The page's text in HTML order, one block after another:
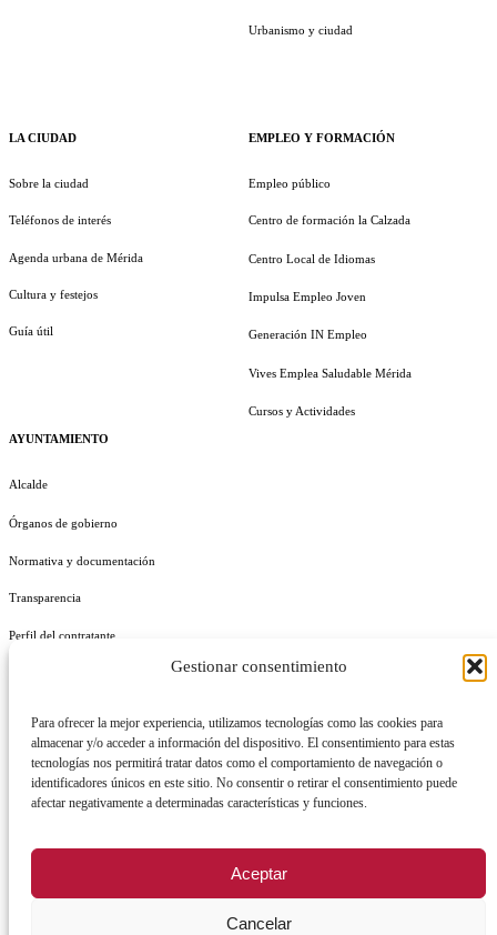
Gestionar consentimiento
Para ofrecer la mejor experiencia, utilizamos tecnologías como las cookies para
almacenar y/o acceder a información del dispositivo. El consentimiento para estas
tecnologías nos permitirá tratar datos como el comportamiento de navegación o
identificadores únicos en este sitio. No consentir o retirar el consentimiento puede
afectar negativamente a determinadas características y funciones.
Aceptar
Cancelar
LA CIUDAD
Sobre la ciudad
Teléfonos de interés
Agenda urbana de Mérida
Cultura y festejos
Guía útil
AYUNTAMIENTO
Alcalde
Órganos de gobierno
Normativa y documentación
Transparencia
Perfil del contratante
Urbanismo y ciudad
EMPLEO Y FORMACIÓN
Empleo público
Centro de formación la Calzada
Centro Local de Idiomas
Impulsa Empleo Joven
Generación IN Empleo
Vives Emplea Saludable Mérida
Cursos y Actividades
REGISTRO DE ACTIVIDADES DE TRATAMIENTO